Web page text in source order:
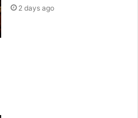
2 days ago